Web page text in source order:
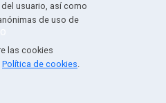
usuario, así como
de uso de
las cookies
Política de cookies.